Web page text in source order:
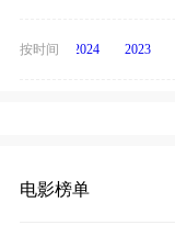
按时间
2025 2024 2023
电影榜单